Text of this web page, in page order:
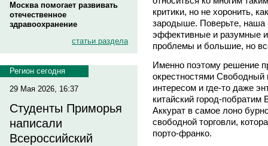
Москва помогает развивать
отечественное
здравоохранение
статьи раздела
Регион сегодня
29 Мая 2026, 16:37
Студенты Приморья
написали
Всероссийский
критики, но не хоронить,
зародыше. Поверьте, наша
эффективные и разумные
проблемы и большие, но
Именно поэтому решение
окрестностями Свободный
интересом и где-то даже
китайский город-
Аккурат в самое лоно
свободной торговли,
порто-франко.